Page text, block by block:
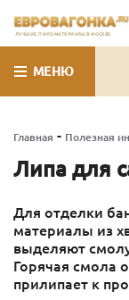
ЛУЧШИЕ ПИЛОМАТЕРИАЛЫ В МОСКВЕ
МЕНЮ
Главная - Полезная
Липа для
Для отделки
материалы из
выделяют
Горячая смола
прилипает к